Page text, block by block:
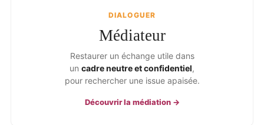
DIALOGUER
Médiateur
Restaurer un échange utile dans
un cadre neutre et confidentiel,
pour rechercher une issue apaisée.
Découvrir la médiation →